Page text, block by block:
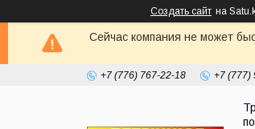
Создать сайт на
Сейчас компания не может
+7 (776) 767-22-18 +7 (777)